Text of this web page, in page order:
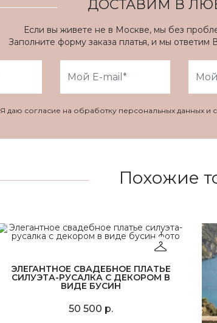
ДОСТАВИМ В
Если вы живете не в Москве, мы без
Заполните форму заказа платья, и мы
Я даю согласие на обработку персональных данных
Похожие
ЭЛЕГАНТНОЕ СВАДЕБНОЕ ПЛАТЬЕ
СИЛУЭТА-РУСАЛКА С ДЕКОРОМ В
ВИДЕ БУСИН
50 500 р.